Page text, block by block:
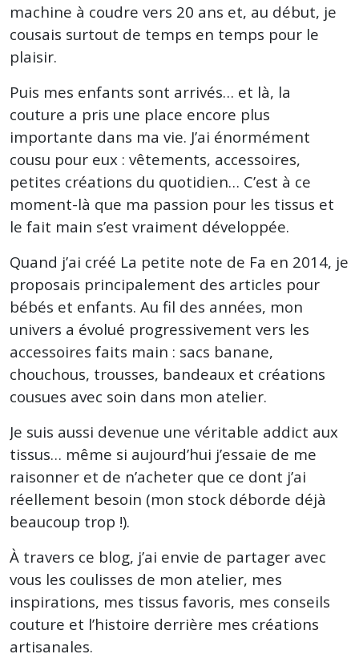
machine à coudre vers 20 ans et, au début, je
cousais surtout de temps en temps pour le
plaisir.
Puis mes enfants sont arrivés… et là, la
couture a pris une place encore plus
importante dans ma vie. J’ai énormément
cousu pour eux : vêtements, accessoires,
petites créations du quotidien… C’est à ce
moment-là que ma passion pour les tissus et
le fait main s’est vraiment développée.
Quand j’ai créé La petite note de Fa en 2014, je
proposais principalement des articles pour
bébés et enfants. Au fil des années, mon
univers a évolué progressivement vers les
accessoires faits main : sacs banane,
chouchous, trousses, bandeaux et créations
cousues avec soin dans mon atelier.
Je suis aussi devenue une véritable addict aux
tissus… même si aujourd’hui j’essaie de me
raisonner et de n’acheter que ce dont j’ai
réellement besoin (mon stock déborde déjà
beaucoup trop !).
À travers ce blog, j’ai envie de partager avec
vous les coulisses de mon atelier, mes
inspirations, mes tissus favoris, mes conseils
couture et l’histoire derrière mes créations
artisanales.